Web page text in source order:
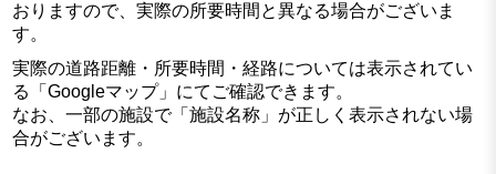
おりますので、実際の所要時間と異なる場合がございま
す。
実際の道路距離・所要時間・経路については表示されてい
る「Googleマップ」にてご確認できます。
なお、一部の施設で「施設名称」が正しく表示されない場
合がございます。